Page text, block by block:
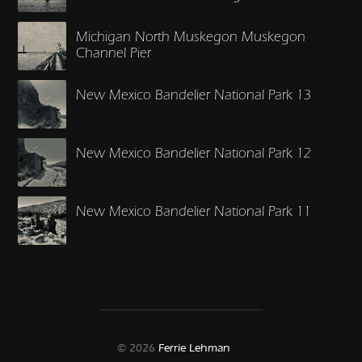
Michigan North Muskegon Muskegon
Channel Pier
New Mexico Bandelier National Park 13
New Mexico Bandelier National Park 12
New Mexico Bandelier National Park 11
© 2026 Ferrie Lehman